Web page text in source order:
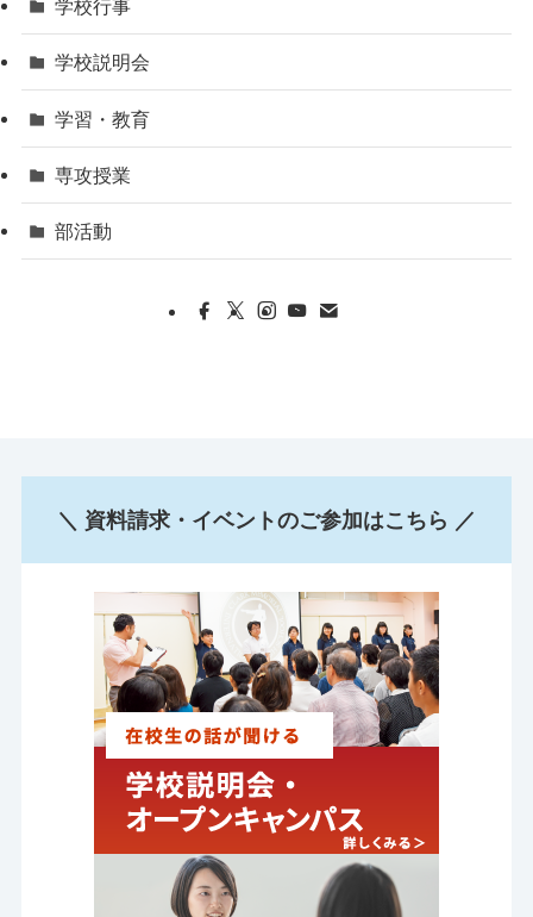
学校行事
学校説明会
学習・教育
専攻授業
部活動
＼ 資料請求・イベントのご参加はこちら ／